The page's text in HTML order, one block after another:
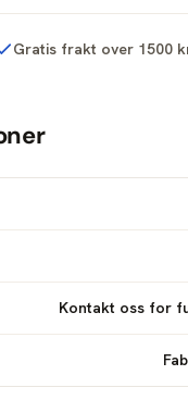
Gratis frakt over 1500
Kontakt oss for